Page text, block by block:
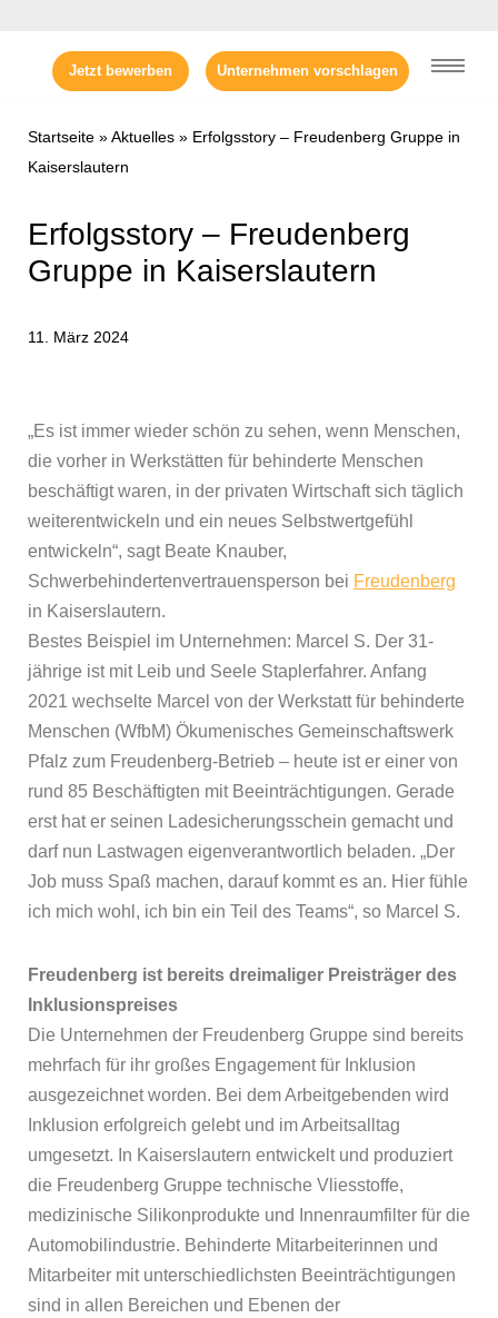
Inhalt
Jetzt bewerben Unternehmen vorschlagen
Startseite »Aktuelles » Erfolgsstory – Freudenberg Gruppe in
Kaiserslautern
Erfolgsstory – Freudenberg
Gruppe in Kaiserslautern
11. März 2024
„Es ist immer wieder schön zu sehen, wenn Menschen,
die vorher in Werkstätten für behinderte Menschen
beschäftigt waren, in der privaten Wirtschaft sich täglich
weiterentwickeln und ein neues Selbstwertgefühl
entwickeln“, sagt Beate Knauber,
Schwerbehindertenvertrauensperson bei Freudenberg
in Kaiserslautern.
Bestes Beispiel im Unternehmen: Marcel S. Der 31-
jährige ist mit Leib und Seele Staplerfahrer. Anfang
2021 wechselte Marcel von der Werkstatt für behinderte
Menschen (WfbM) Ökumenisches Gemeinschaftswerk
Pfalz zum Freudenberg-Betrieb – heute ist er einer von
rund 85 Beschäftigten mit Beeinträchtigungen. Gerade
erst hat er seinen Ladesicherungsschein gemacht und
darf nun Lastwagen eigenverantwortlich beladen. „Der
Job muss Spaß machen, darauf kommt es an. Hier fühle
ich mich wohl, ich bin ein Teil des Teams“, so Marcel S.
Freudenberg ist bereits dreimaliger Preisträger des
Inklusionspreises
Die Unternehmen der Freudenberg Gruppe sind bereits
mehrfach für ihr großes Engagement für Inklusion
ausgezeichnet worden. Bei dem Arbeitgebenden wird
Inklusion erfolgreich gelebt und im Arbeitsalltag
umgesetzt. In Kaiserslautern entwickelt und produziert
die Freudenberg Gruppe technische Vliesstoffe,
medizinische Silikonprodukte und Innenraumfilter für die
Automobilindustrie. Behinderte Mitarbeiterinnen und
Mitarbeiter mit unterschiedlichsten Beeinträchtigungen
sind in allen Bereichen und Ebenen der